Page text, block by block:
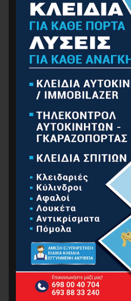
NAKAYAMA PRO SSF558
Ξύλινη Λαβή 3Kg 90 cm
20.00€